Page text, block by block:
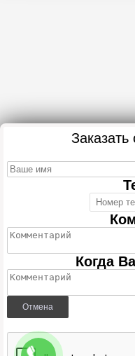
Заказать
Когда
Отмена